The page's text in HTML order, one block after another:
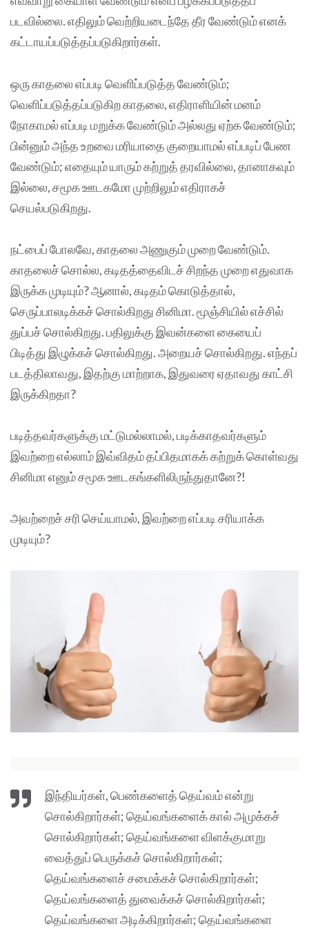
படவில்லை. எதிலும் வெற்றியடைந்தே தீர வேண்டும் எனக்
கட்டாயப்படுத்தப்படுகிறார்கள்.
ஒரு காதலை எப்படி வெளிப்படுத்த வேண்டும்;
வெளிப்படுத்தப்படுகிற காதலை, எதிராளியின் மனம்
நோகாமல் எப்படி மறுக்க வேண்டும் அல்லது ஏற்க வேண்டும்;
பின்னும் அந்த உறவை மரியாதை குறையாமல் எப்படிப் பேண
வேண்டும்; எதையும் யாரும் கற்றுத் தரவில்லை, தானாகவும்
இல்லை, சமூக ஊடகமோ முற்றிலும் எதிராகச்
செயல்படுகிறது.
நட்பைப் போலவே, காதலை அணுகும் முறை வேண்டும்.
காதலைச் சொல்ல, கடிதத்தைவிடச் சிறந்த முறை எதுவாக
இருக்க முடியும்? ஆனால், கடிதம் கொடுத்தால்,
செருப்பாலடிக்கச் சொல்கிறது சினிமா. மூஞ்சியில் எச்சில்
துப்பச் சொல்கிறது. பதிலுக்கு இவன்களை கையைப்
பிடித்து இழுக்கச் சொல்கிறது. அறையச் சொல்கிறது. எந்தப்
படத்திலாவது, இதற்கு மாற்றாக, இதுவரை ஏதாவது காட்சி
இருக்கிறதா?
படித்தவர்களுக்கு மட்டுமல்லாமல், படிக்காதவர்களும்
இவற்றை எல்லாம் இவ்விதம் தப்பிதமாகக் கற்றுக் கொள்வது
சினிமா எனும் சமூக ஊடகங்களிலிருந்துதானே?!
அவற்றைச் சரி செய்யாமல், இவற்றை எப்படி சரியாக்க
முடியும்?
இந்தியர்கள், பெண்களைத் தெய்வம் என்று
சொல்கிறார்கள்; தெய்வங்களைக் கால் அமுக்கச்
சொல்கிறார்கள்; தெய்வங்களை விளக்குமாறு
வைத்துப் பெருக்கச் சொல்கிறார்கள்;
தெய்வங்களைச் சமைக்கச் சொல்கிறார்கள்;
தெய்வங்களைத் துவைக்கச் சொல்கிறார்கள்;
தெய்வங்களை அடிக்கிறார்கள்; தெய்வங்களை